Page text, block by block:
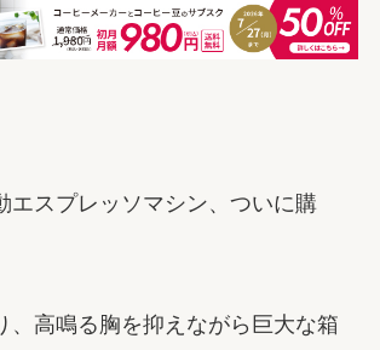
エスプレッソマシン、ついに購
、高鳴る胸を抑えながら巨大な箱